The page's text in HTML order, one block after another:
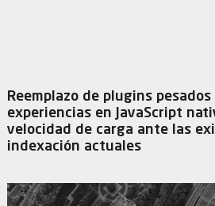
Reemplazo de plugins
experiencias en JavaScript
velocidad de carga ante las
indexación actuales